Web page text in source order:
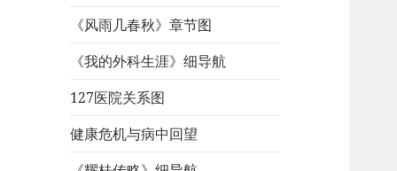
《风雨几春秋》章节图
《我的外科生涯》细导航
127医院关系图
健康危机与病中回望